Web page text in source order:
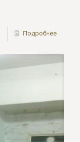
Подробнее